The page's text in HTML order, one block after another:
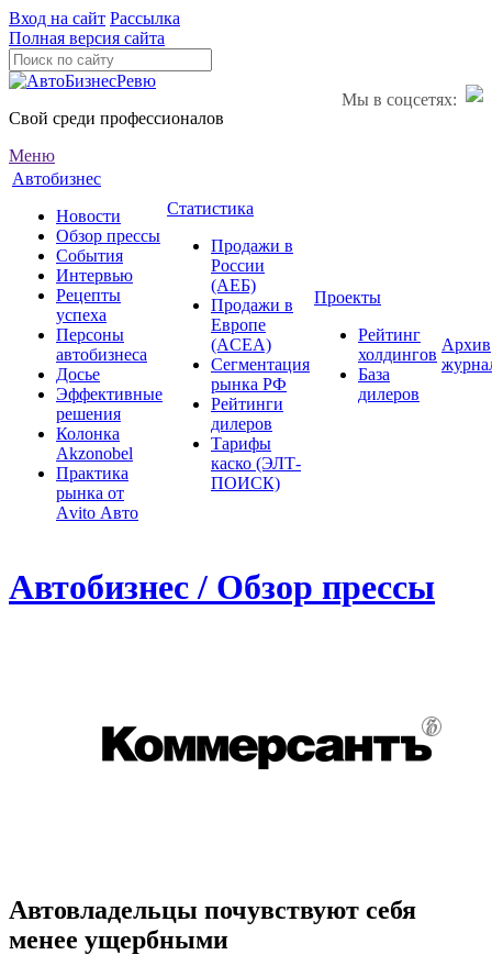
Вход на сайт Рассылка
Полная версия сайта
Мы в соцсетях:
Свой среди профессионалов
Меню
Автобизнес
Новости
Обзор прессы
События
Интервью
Рецепты
успеха
Персоны
автобизнеса
Досье
Эффективные
решения
Колонка
Akzonobel
Практика
рынка от
Аvito Авто
Статистика
Продажи в
России
(АЕБ)
Продажи в
Европе
(ACEA)
Сегментация
рынка РФ
Рейтинги
дилеров
Тарифы
каско (ЭЛТ-
ПОИСК)
Проекты
Рейтинг
холдингов
База
дилеров
Архив
Автобизнес / Обзор прессы
Автовладельцы почувствуют себя
менее ущербными